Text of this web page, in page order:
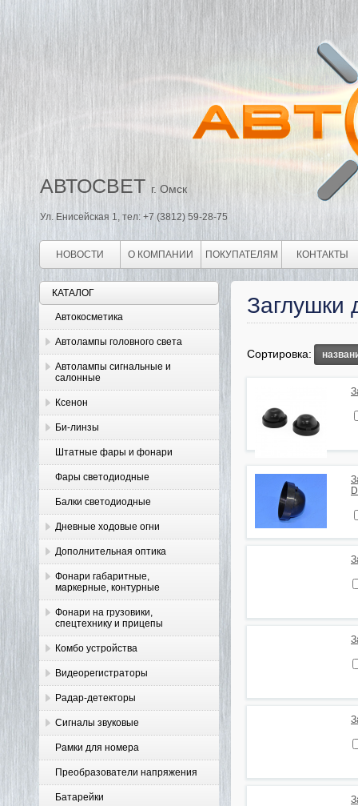
АВТОСВЕТ г. Омск
Ул. Енисейская 1, тел: +7 (3812) 59-28-75
НОВОСТИ О КОМПАНИИ ПОКУПАТЕЛЯМ КОНТАКТЫ
КАТАЛОГ
Автокосметика
Автолампы головного света
Автолампы сигнальные и
салонные
Ксенон
Би-линзы
Штатные фары и фонари
Фары светодиодные
Балки светодиодные
Дневные ходовые огни
Дополнительная оптика
Фонари габаритные,
маркерные, контурные
Фонари на грузовики,
спецтехнику и прицепы
Комбо устройства
Видеорегистраторы
Радар-детекторы
Сигналы звуковые
Рамки для номера
Преобразователи напряжения
Батарейки
Заглушки
Сортировка: